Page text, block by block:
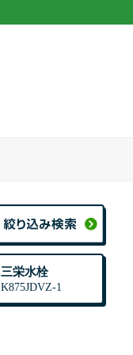
三栄水栓
K875JDVZ-1